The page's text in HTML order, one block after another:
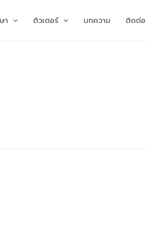
า ติวเตอร์ บทความ ติดต่อ